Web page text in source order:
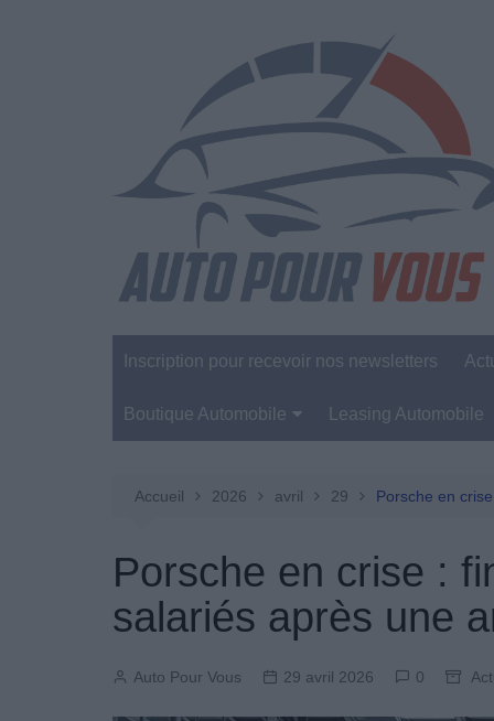
Inscription pour recevoir nos newsletters
Boutique Automobile
Entretien Automobile
Produits Boutique
Leasing Automobile
Accueil 2026 avril 29 Porsche en
Porsche en crise :
salariés après une
Auto Pour Vous 29 avril 2026 0